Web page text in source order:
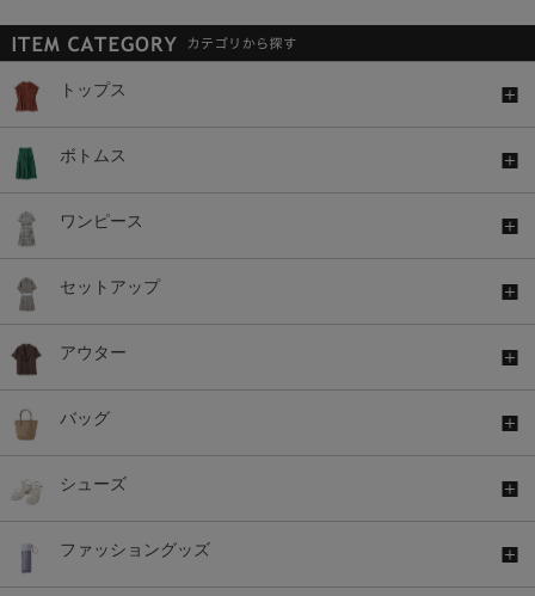
トップス
ボトムス
ワンピース
セットアップ
アウター
バッグ
シューズ
ファッショングッズ